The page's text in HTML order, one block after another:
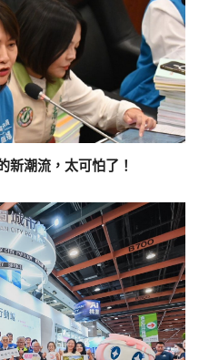
新潮流，太可怕了！